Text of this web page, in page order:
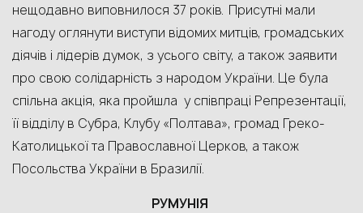
нещодавно виповнилося 37 років. Присутні мали
нагоду оглянути виступи відомих митців, громадських
діячів і лідерів думок, з усього світу, а також заявити
про свою солідарність з народом України. Це була
спільна акція, яка пройшла у співпраці Репрезентації,
її відділу в Субра, Клубу «Полтава», громад Греко-
Католицької та Православної Церков, а також
Посольства України в Бразилії.
РУМУНІЯ